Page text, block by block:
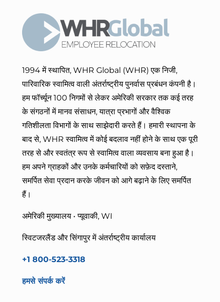
1994 में स्थापित, WHR Global (WHR) एक निजी,
पारिवारिक स्वामित्व वाली अंतर्राष्ट्रीय पुनर्वास प्रबंधन कंपनी है।
हम फॉर्च्यून 100 निगमों से लेकर अमेरिकी सरकार तक कई तरह
के संगठनों में मानव संसाधन, यात्रा प्रभागों और वैश्विक
गतिशीलता विभागों के साथ साझेदारी करते हैं। हमारी स्थापना के
बाद से, WHR स्वामित्व में कोई बदलाव नहीं होने के साथ एक पूरी
तरह से और स्वतंत्र रूप से स्वामित्व वाला व्यवसाय बना हुआ है।
हमअपने ग्राहकों और उनके कर्मचारियों को सफ़ेद दस्ताने,
समर्पित सेवा प्रदान करके जीवन को आगे बढ़ाने के लिए समर्पित
हैं।
अमेरिकी मुख्यालय • प्यूवाकी, WI
स्विटजरलैंड और सिंगापुर में अंतर्राष्ट्रीय कार्यालय
+1 800-523-3318
हमसे संपर्क करें